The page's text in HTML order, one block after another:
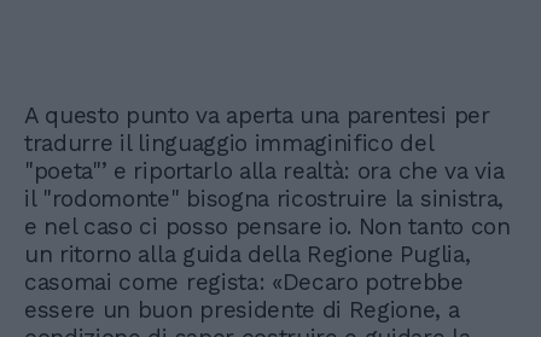
A questo punto va aperta una parentesi per
tradurre il linguaggio immaginifico del
"poeta"’ e riportarlo alla realtà: ora che va via
il "rodomonte" bisogna ricostruire la sinistra,
e nel caso ci posso pensare io. Non tanto con
un ritorno alla guida della Regione Puglia,
casomai come regista: «Decaro potrebbe
essere un buon presidente di Regione, a